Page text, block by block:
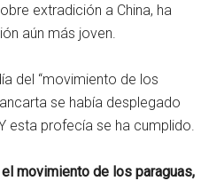
extradición a China, ha
aún más joven.
del “movimiento de los
se había desplegado
esta profecía se ha cumplido.
movimiento de los paraguas,